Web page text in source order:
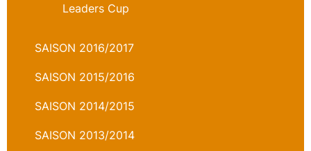
Leaders Cup
SAISON 2016/2017
SAISON 2015/2016
SAISON 2014/2015
SAISON 2013/2014